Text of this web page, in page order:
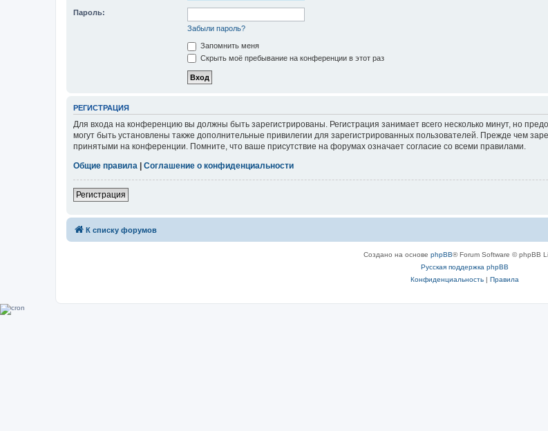
Пароль:
Забыли пароль?
Запомнить меня
Скрыть моё пребывание на конференции в этот раз
РЕГИСТРАЦИЯ
Для входа на конференцию вы должны быть зарегистрированы. Регистрация занимает всего несколько минут, но
могут быть установлены также дополнительные привилегии для зарегистрированных пользователей. Прежде чем
принятыми на конференции. Помните, что ваше присутствие на форумах означает согласие со всеми правилами.
Общие правила | Соглашение о конфиденциальности
Регистрация
К списку форумов
Создано на основе phpBB® Forum Software © phpBB
Русская поддержка phpBB
Конфиденциальность| Правила